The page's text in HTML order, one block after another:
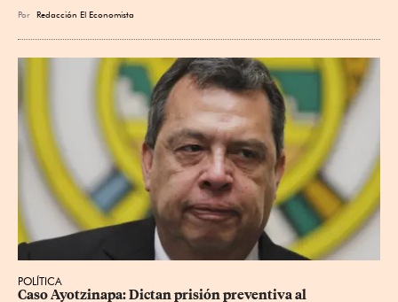
Por Redacción El Economista
POLÍTICA
Caso Ayotzinapa: Dictan prisión preventiva al